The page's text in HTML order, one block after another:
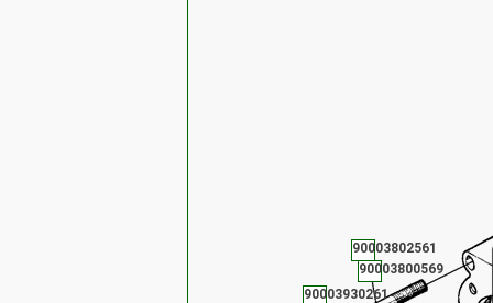
90003800569
90003802561
90003930261